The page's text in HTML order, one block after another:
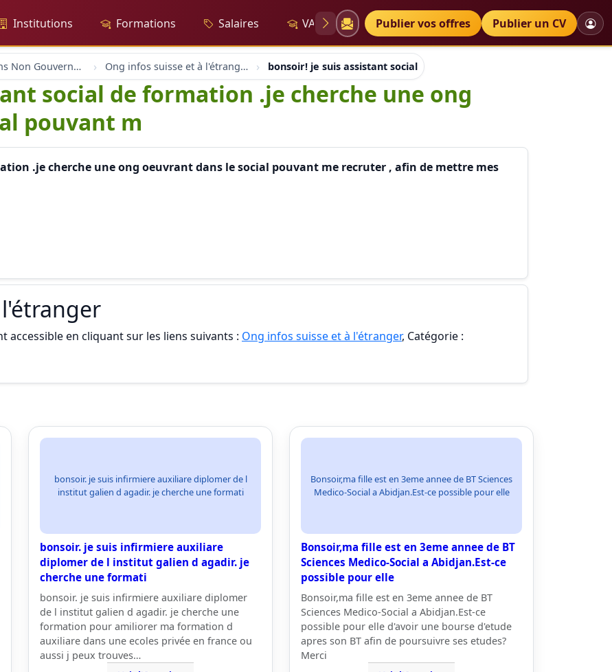
Institutions Formations Salaires VAE Diplômes Petites annonces
Publier vos offres Publier un CV
Organisations Non Gouvernementales Ong infos suisse et à l'étranger bonsoir! je suis assistant social de formation .je cherche une ong
social de formation .je cherche une ong
pouvant m
.je cherche une ong oeuvrant dans le social pouvant me recruter , afin de mettre mes
accessible en cliquant sur les liens suivants : Ong infos suisse et à l'étranger, Catégorie :
bonsoir. je suis infirmiere auxiliare diplomer de l
institut galien d agadir. je cherche une formati
bonsoir. je suis infirmiere auxiliare
diplomer de l institut galien d agadir. je
cherche une formati
bonsoir. je suis infirmiere auxiliare diplomer
de l institut galien d agadir. je cherche une
formation pour amiliorer ma formation d
auxiliare dans une ecoles privée en france ou
aussi j peux trouves…
Bonsoir,ma fille est en 3eme annee de BT Sciences
Medico-Social a Abidjan.Est-ce possible pour elle
Bonsoir,ma fille est en 3eme annee de BT
Sciences Medico-Social a Abidjan.Est-ce
possible pour elle
Bonsoir,ma fille est en 3eme annee de BT
Sciences Medico-Social a Abidjan.Est-ce
possible pour elle d'avoir une bourse d'etude
apres son BT afin de poursuivre ses etudes?
Merci